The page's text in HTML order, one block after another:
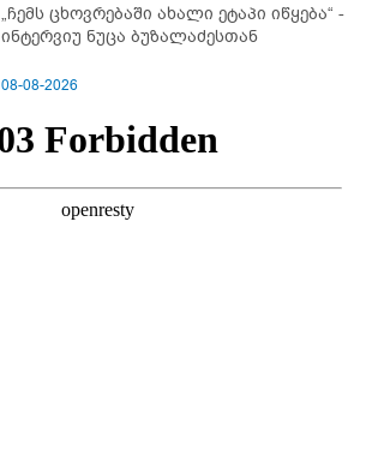
„ჩემს ცხოვრებაში ახალი ეტაპი იწყება“ -
ინტერვიუ ნუცა ბუზალაძესთან
08-08-2026